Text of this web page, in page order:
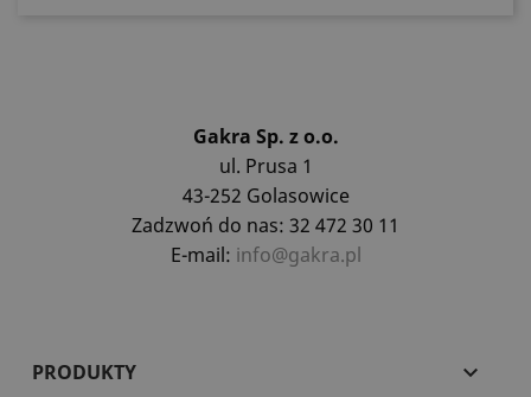
Gakra Sp. z o.o.
ul. Prusa 1
43-252 Golasowice
Zadzwoń do nas: 32 472 30 11
E-mail: info@gakra.pl
PRODUKTY 